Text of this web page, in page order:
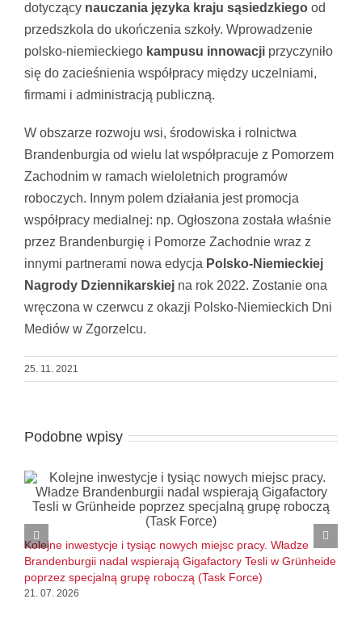
dotyczący nauczania języka kraju sąsiedzkiego od
przedszkola do ukończenia szkoły. Wprowadzenie
polsko-niemieckiego kampusu innowacji przyczyniło
się do zacieśnienia współpracy między uczelniami,
firmami i administracją publiczną.
W obszarze rozwoju wsi, środowiska i rolnictwa
Brandenburgia od wielu lat współpracuje z Pomorzem
Zachodnim w ramach wieloletnich programów
roboczych. Innym polem działania jest promocja
współpracy medialnej: np. Ogłoszona została właśnie
przez Brandenburgię i Pomorze Zachodnie wraz z
innymi partnerami nowa edycja Polsko-Niemieckiej
Nagrody Dziennikarskiej na rok 2022. Zostanie ona
wręczona w czerwcu z okazji Polsko-Niemieckich Dni
Mediów w Zgorzelcu.
25. 11. 2021
Podobne wpisy
Kolejne inwestycje i tysiąc nowych miejsc pracy. Władze
Brandenburgii nadal wspierają Gigafactory Tesli w Grünheide
poprzez specjalną grupę roboczą (Task Force)
21. 07. 2026